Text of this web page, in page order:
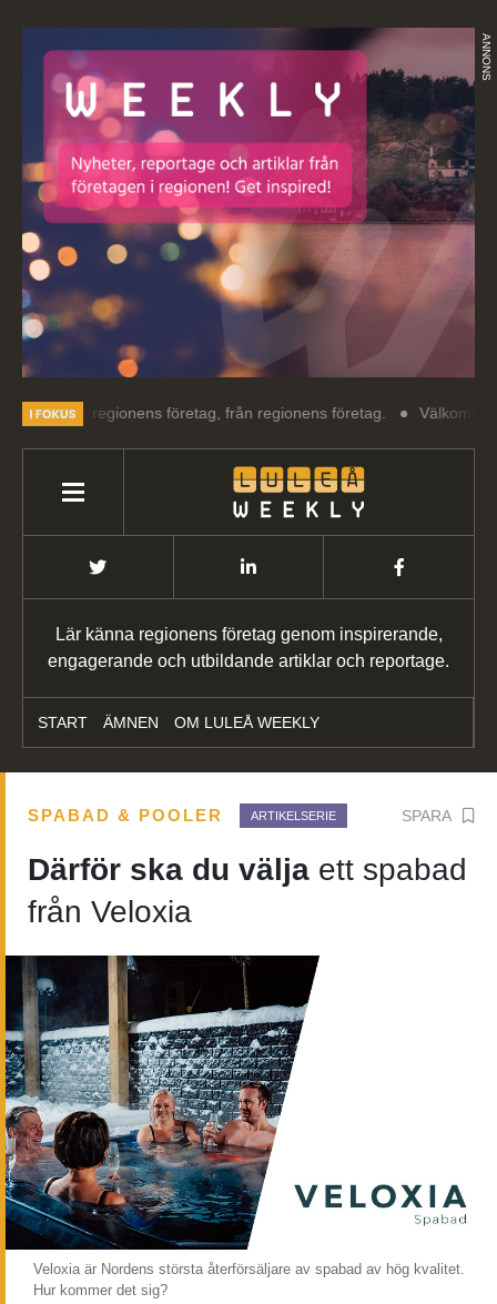
ANNONS
regionens företag, från regionens företag. Välkommen till
Lär känna regionens företag genom inspirerande,
engagerande och utbildande artiklar och reportage.
START ÄMNEN OM LULEÅ WEEKLY
SPABAD & POOLER ARTIKELSERIE SPARA
Därför ska du välja ett spabad
från Veloxia
Veloxia är Nordens största återförsäljare av spabad av hög kvalitet.
Hur kommer det sig?